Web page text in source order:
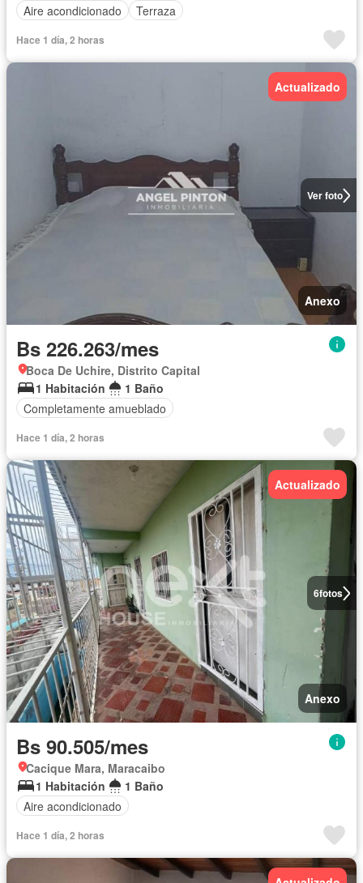
Aire acondicionado
Terraza
Hace 1 día, 2 horas
Ver foto
Actualizado
Anexo
Bs 226.263/mes
Boca De Uchire, Distrito Capital
1 Habitación
1 Baño
Completamente amueblado
Hace 1 día, 2 horas
6fotos
Actualizado
Anexo
Bs 90.505/mes
Cacique Mara, Maracaibo
1 Habitación
1 Baño
Aire acondicionado
Hace 1 día, 2 horas